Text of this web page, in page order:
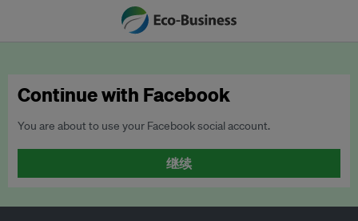
Continue with Facebook
You are about to use your Facebook social account.
继续